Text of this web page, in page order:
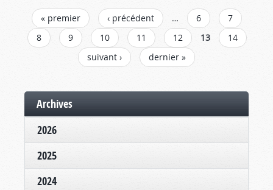
PAGES
« premier ‹ précédent … 6
7
8
9 10 11 12 13
14
suivant ›
dernier »
Archives
2026
2025
2024